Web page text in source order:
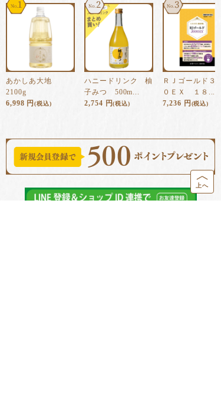
あかしあ大地
2100g
6,998 円(税込)
ハニードリンク 柚
子みつ 500m...
2,754 円(税込)
ＲＪゴールド３
０ＥＸ １８...
7,236 円(税込)
上へ